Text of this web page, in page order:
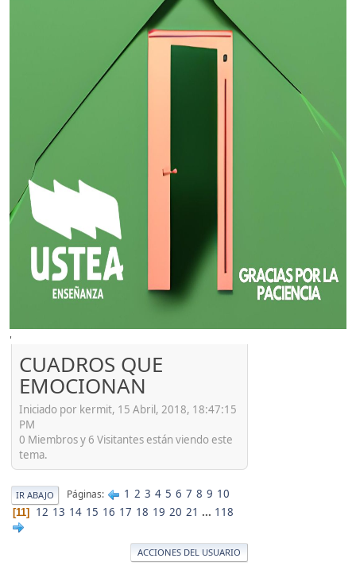
'
CUADROS QUE
EMOCIONAN
Iniciado por kermit, 15 Abril, 2018, 18:47:15
PM
0 Miembros y 6 Visitantes están viendo este
tema.
IR ABAJO Páginas 1 2 3 4 5 6 7 8 9 10
11 12 13 14 15 16 17 18 19 20 21 ... 118
ACCIONES DEL USUARIO